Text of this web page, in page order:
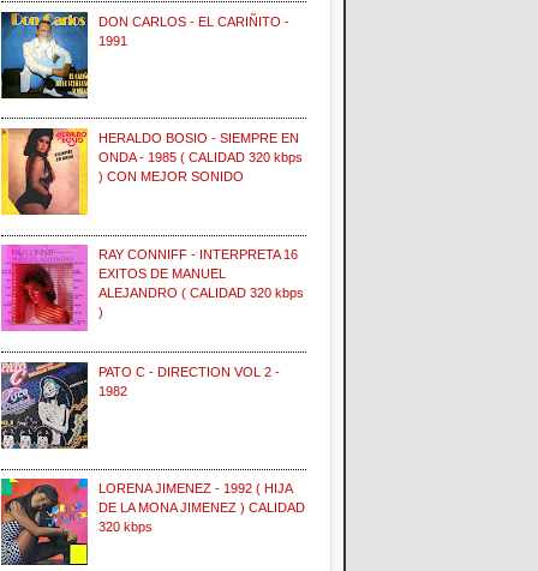
DON CARLOS - EL CARIÑITO -
1991
HERALDO BOSIO - SIEMPRE EN
ONDA - 1985 ( CALIDAD 320 kbps
) CON MEJOR SONIDO
RAY CONNIFF - INTERPRETA 16
EXITOS DE MANUEL
ALEJANDRO ( CALIDAD 320 kbps
)
PATO C - DIRECTION VOL 2 -
1982
LORENA JIMENEZ - 1992 ( HIJA
DE LA MONA JIMENEZ ) CALIDAD
320 kbps